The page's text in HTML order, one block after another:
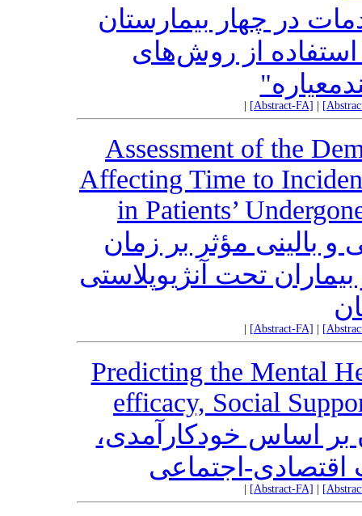
در چهار بیمارستان
از روش‌های
[Abstract-FA]
Assessment of the
Affecting Time to
in Patients’
بالینی مؤثر بر زمان
تحت آنژیوپلاستی
[Abstract-FA]
Predicting the Mental
efficacy, Social
اساس خودکارآمدی،
اجتماعی
[Abstract-FA]